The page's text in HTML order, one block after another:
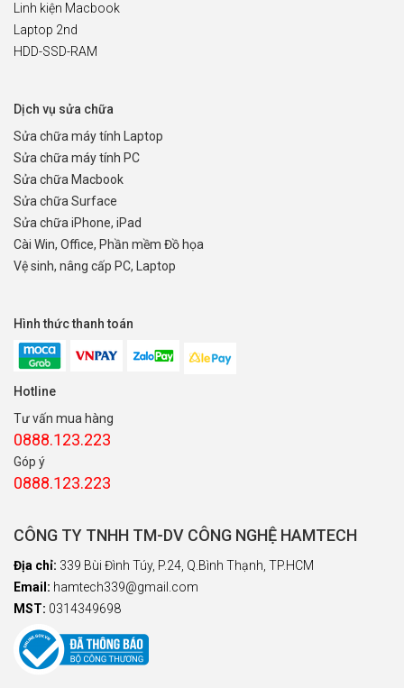
Linh kiện Macbook
Laptop 2nd
HDD-SSD-RAM
Dịch vụ sửa chữa
Sửa chữa máy tính Laptop
Sửa chữa máy tính PC
Sửa chữa Macbook
Sửa chữa Surface
Sửa chữa iPhone, iPad
Cài Win, Office, Phần mềm Đồ họa
Vệ sinh, nâng cấp PC, Laptop
Hình thức thanh toán
Hotline
Tư vấn mua hàng
0888.123.223
Góp ý
0888.123.223
CÔNG TY TNHH TM-DV CÔNG NGHỆ HAMTECH
Địa chỉ: 339 Bùi Đình Túy, P.24, Q.Bình Thạnh, TP.HCM
Email: hamtech339@gmail.com
MST: 0314349698